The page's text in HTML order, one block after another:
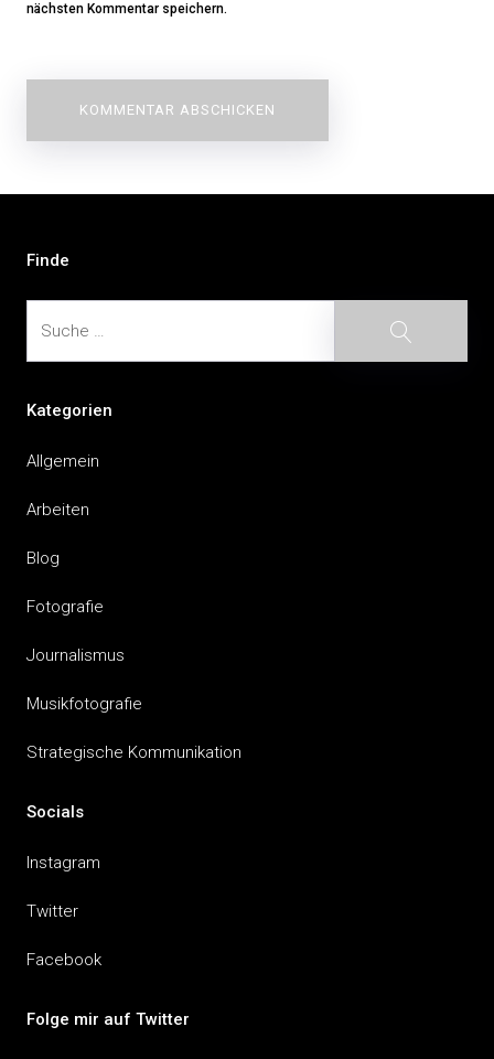
nächsten Kommentar speichern.
Finde
Suche
Kategorien
Allgemein
Arbeiten
Blog
Fotografie
Journalismus
Musikfotografie
Strategische Kommunikation
Socials
Instagram
Twitter
Facebook
Folge mir auf Twitter